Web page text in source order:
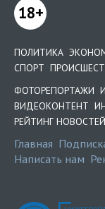
18+
ПОЛИТИКА
СПОРТ
ФОТОРЕПОРТАЖИ
ВИДЕОКОНТЕНТ
РЕЙТИНГ НОВОСТЕЙ
Главная
Написать нам